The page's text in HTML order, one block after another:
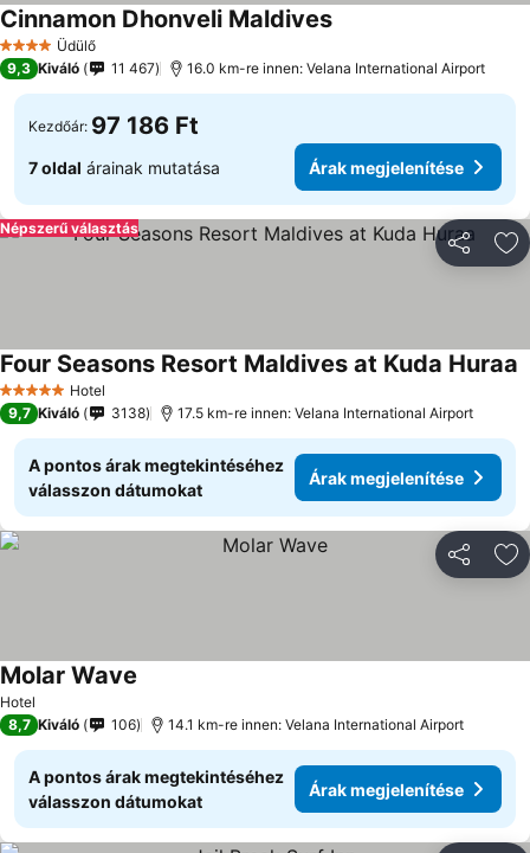
4 KategóriaÜdülő
Cinnamon Dhonveli MaldivesÁrak megjelenítése
9,3 Kiváló 11 467 16.0 km-re innen: Velana International Airport
Kezdőár: 97 186 Ft
7 oldal árainak mutatása Árak megjelenítése
Népszerű választás
5 KategóriaHotel
Four Seasons Resort Maldives at Kuda Huraa
9,7 Kiváló 3138 17.5 km-re innen: Velana International Airport
A pontos árak megtekintéséhez
válasszon dátumokat
Árak megjelenítése
Hotel
Molar Wave
8,7 Kiváló 106 14.1 km-re innen: Velana International Airport
A pontos árak megtekintéséhez
válasszon dátumokat
Árak megjelenítése